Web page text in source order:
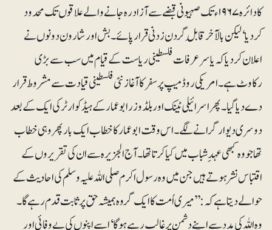
کا دائرہ ۱۹۶۷ء تک صہیونی قبضے سے آزاد رہ جانے والے علاقوں تک محدود
کردیا‘ لیکن بالآخر قابلِ گردن زدنی قرار پائے۔ بش اور شارون دونوں نے
اعلان کر دیا کہ یاسر عرفات فلسطینی ریاست کے قیام میں سب سے بڑی
رکاوٹ ہے۔ امریکی روڈمیپ پر سفر کا آغاز نئی فلسطینی قیادت سے مشروط قرار
دے دیا گیا۔ پھر اسرائیلی ٹینک اور بلڈوزر ابوعمار کے ہیڈ کوارٹر کی ایک کے بعد
دوسری دیوار گرانے لگے۔ اس وقت ابوعمار کا خطاب ایک بار پھر وہی خطاب
تھا جو وہ کبھی عہدِشباب میں کیا کرتا تھا۔ آج الجزیرہ سے ان کی تقریروں کے
اقتباس نشر ہوتے ہیں جن میں وہ رسول اکرم صلی اللہ علیہ وسلم کی احادیث کے
حوالے دیتا ہے کہ:’’ میری اُمت کا ایک گروہ ہمیشہ حق پر ثابت قدم رہے گا۔
وہ اللہ کی مدد سے اپنے دشمن پر غالب رہے ہوگا‘ اسے اپنوں کی بے وفائی اور